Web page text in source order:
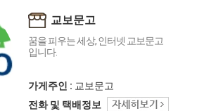
교보문고
꿈을 피우는 세상, 인터넷 교보문고
입니다.
가게주인 : 교보문고
전화 및 택배정보